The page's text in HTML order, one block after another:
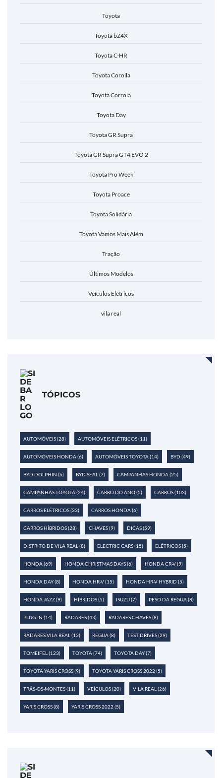
Toyota
Toyota bZ4X
Toyota C-HR
Toyota Corolla
Toyota Corrola
Toyota Day
Toyota GR Supra
Toyota GR Supra GT4 EVO 2
Toyota Pro Week
Toyota Proace
Toyota Solidária
Toyota Vamos Mais Além
Tração
Últimos Modelos
Veículos Elétricos
vila real
TÓPICOS
AUTOMÓVEIS(28) AUTOMÓVEIS ELÉTRICOS(11)
AUTOMÓVEIS HONDA(6) AUTOMÓVEIS TOYOTA(14) BYD (49)
BYD DOLPHIN (6) BYD SEAL (7) CAMPANHAS HONDA(25)
CAMPANHAS TOYOTA(24) CARRO DO ANO(5) CARROS(103)
CARROS ELÉTRICOS(23) CARROS HONDA(6)
CARROS HÍBRIDOS(28) CHAVES(9) DICAS(59)
DISTRITO DE VILA REAL (8) ELECTRIC CARS(15) ELÉTRICOS(5)
HONDA(69) HONDA CHRISTMAS DAYS(6) HONDA CR-V(9)
HONDA DAY(8) HONDA HR-V(15) HONDA HR-V HYBRID (5)
HONDA JAZZ(9) HÍBRIDOS(5) ISUZU(7) PESO DA RÉGUA(8)
PLUG-IN (14) RADARES(43) RADARES CHAVES(8)
RADARES VILA REAL (12) RÉGUA(8) TEST DRIVES(29)
TOMEIFEL (123) TOYOTA(74) TOYOTA DAY(7)
TOYOTA YARIS CROSS(9) TOYOTA YARIS CROSS 2022 (5)
TRÁS-OS-MONTES(11) VEÍCULOS(20) VILA REAL (26)
YARIS CROSS(8) YARIS CROSS 2022 (5)